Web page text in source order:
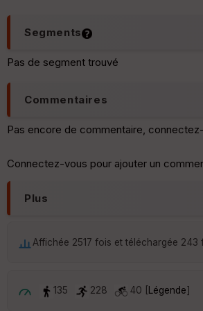
Segments
Pas de segment trouvé
Commentaires
Pas encore de commentaire,
Connectez-vous pour ajouter un
Plus
Affichée 2517 fois et téléchargée 243
135 228 40 [ Légende]